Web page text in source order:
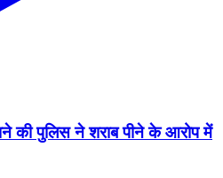
की पुलिस ने शराब पीने के आरोप में